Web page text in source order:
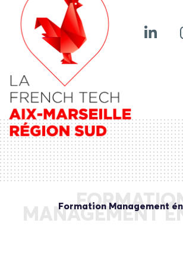
MANAGEMENT
Formation Management